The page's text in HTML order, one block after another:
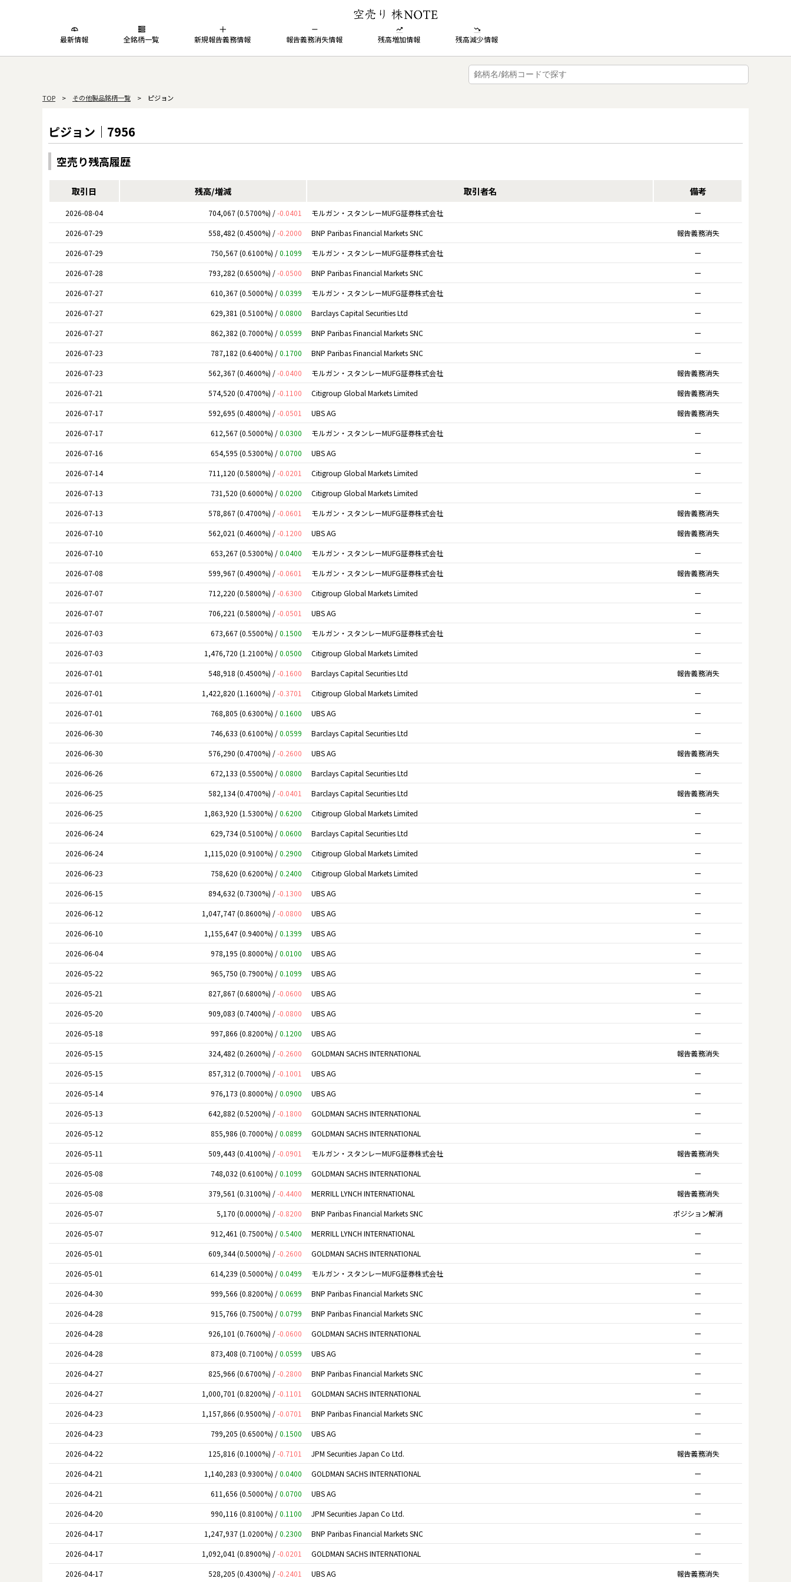
最新情報 全銘柄一覧 新規報告義務情報 報告義務消失情報 残高増加情報 残高減少情報
TOP > その他製品銘柄一覧 > ピジョン
ピジョン｜7956
空売り残高履歴
取引日 残高/増減 取引者名 備考
2026-08-04 704,067 (0.5700%) /-0.0401 モルガン・スタンレーMUFG証券株式会社
ー
2026-07-29
558,482 (0.4500%) /-0.2000 BNP Paribas Financial Markets SNC
報告義務消失
2026-07-29
750,567 (0.6100%) /0.1099 モルガン・スタンレーMUFG証券株式会社
ー
2026-07-28
793,282 (0.6500%) /-0.0500 BNP Paribas Financial Markets SNC
ー
2026-07-27
610,367 (0.5000%) /0.0399 モルガン・スタンレーMUFG証券株式会社
ー
2026-07-27
629,381 (0.5100%) /0.0800 Barclays Capital Securities Ltd
ー
2026-07-27
862,382 (0.7000%) /0.0599 BNP Paribas Financial Markets SNC
ー
2026-07-23
787,182 (0.6400%) /0.1700 BNP Paribas Financial Markets SNC
ー
2026-07-23
562,367 (0.4600%) /-0.0400 モルガン・スタンレーMUFG証券株式会社
報告義務消失
2026-07-21
574,520 (0.4700%) /-0.1100 Citigroup Global Markets Limited
報告義務消失
2026-07-17
592,695 (0.4800%) /-0.0501 UBS AG
報告義務消失
2026-07-17
612,567 (0.5000%) /0.0300 モルガン・スタンレーMUFG証券株式会社
ー
2026-07-16
654,595 (0.5300%) /0.0700 UBS AG
ー
2026-07-14
711,120 (0.5800%) /-0.0201 Citigroup Global Markets Limited
ー
2026-07-13
731,520 (0.6000%) /0.0200 Citigroup Global Markets Limited
ー
2026-07-13
578,867 (0.4700%) /-0.0601 モルガン・スタンレーMUFG証券株式会社
報告義務消失
2026-07-10
562,021 (0.4600%) /-0.1200 UBS AG
報告義務消失
2026-07-10
653,267 (0.5300%) /0.0400 モルガン・スタンレーMUFG証券株式会社
ー
2026-07-08
599,967 (0.4900%) /-0.0601 モルガン・スタンレーMUFG証券株式会社
報告義務消失
2026-07-07
712,220 (0.5800%) /-0.6300 Citigroup Global Markets Limited
ー
2026-07-07
706,221 (0.5800%) /-0.0501 UBS AG
ー
2026-07-03
673,667 (0.5500%) /0.1500 モルガン・スタンレーMUFG証券株式会社
ー
2026-07-03
1,476,720 (1.2100%) /0.0500 Citigroup Global Markets Limited
ー
2026-07-01
548,918 (0.4500%) /-0.1600 Barclays Capital Securities Ltd
報告義務消失
2026-07-01
1,422,820 (1.1600%) /-0.3701 Citigroup Global Markets Limited
ー
2026-07-01
768,805 (0.6300%) /0.1600 UBS AG
ー
2026-06-30
746,633 (0.6100%) /0.0599 Barclays Capital Securities Ltd
ー
2026-06-30
576,290 (0.4700%) /-0.2600 UBS AG
報告義務消失
2026-06-26
672,133 (0.5500%) /0.0800 Barclays Capital Securities Ltd
ー
2026-06-25
582,134 (0.4700%) /-0.0401 Barclays Capital Securities Ltd
報告義務消失
2026-06-25
1,863,920 (1.5300%) /0.6200 Citigroup Global Markets Limited
ー
2026-06-24
629,734 (0.5100%) /0.0600 Barclays Capital Securities Ltd
ー
2026-06-24
1,115,020 (0.9100%) /0.2900 Citigroup Global Markets Limited
ー
2026-06-23
758,620 (0.6200%) /0.2400 Citigroup Global Markets Limited
ー
2026-06-15
894,632 (0.7300%) /-0.1300 UBS AG
ー
2026-06-12
1,047,747 (0.8600%) /-0.0800 UBS AG
ー
2026-06-10
1,155,647 (0.9400%) /0.1399 UBS AG
ー
2026-06-04
978,195 (0.8000%) /0.0100 UBS AG
ー
2026-05-22
965,750 (0.7900%) /0.1099 UBS AG
ー
2026-05-21
827,867 (0.6800%) /-0.0600 UBS AG
ー
2026-05-20
909,083 (0.7400%) /-0.0800 UBS AG
ー
2026-05-18
997,866 (0.8200%) /0.1200 UBS AG
ー
2026-05-15
324,482 (0.2600%) /-0.2600 GOLDMAN SACHS INTERNATIONAL
報告義務消失
2026-05-15
857,312 (0.7000%) /-0.1001 UBS AG
ー
2026-05-14
976,173 (0.8000%) /0.0900 UBS AG
ー
2026-05-13
642,882 (0.5200%) /-0.1800 GOLDMAN SACHS INTERNATIONAL
ー
2026-05-12
855,986 (0.7000%) /0.0899 GOLDMAN SACHS INTERNATIONAL
ー
2026-05-11
509,443 (0.4100%) /-0.0901 モルガン・スタンレーMUFG証券株式会社
報告義務消失
2026-05-08
748,032 (0.6100%) /0.1099 GOLDMAN SACHS INTERNATIONAL
ー
2026-05-08
379,561 (0.3100%) /-0.4400 MERRILL LYNCH INTERNATIONAL
報告義務消失
2026-05-07
5,170 (0.0000%) /-0.8200 BNP Paribas Financial Markets SNC
ポジション解消
2026-05-07
912,461 (0.7500%) /0.5400 MERRILL LYNCH INTERNATIONAL
ー
2026-05-01
609,344 (0.5000%) /-0.2600 GOLDMAN SACHS INTERNATIONAL
ー
2026-05-01
614,239 (0.5000%) /0.0499 モルガン・スタンレーMUFG証券株式会社
ー
2026-04-30
999,566 (0.8200%) /0.0699 BNP Paribas Financial Markets SNC
ー
2026-04-28
915,766 (0.7500%) /0.0799 BNP Paribas Financial Markets SNC
ー
2026-04-28
926,101 (0.7600%) /-0.0600 GOLDMAN SACHS INTERNATIONAL
ー
2026-04-28
873,408 (0.7100%) /0.0599 UBS AG
ー
2026-04-27
825,966 (0.6700%) /-0.2800 BNP Paribas Financial Markets SNC
ー
2026-04-27
1,000,701 (0.8200%) /-0.1101 GOLDMAN SACHS INTERNATIONAL
ー
2026-04-23
1,157,866 (0.9500%) /-0.0701 BNP Paribas Financial Markets SNC
ー
2026-04-23
799,205 (0.6500%) /0.1500 UBS AG
ー
2026-04-22
125,816 (0.1000%) /-0.7101 JPM Securities Japan Co Ltd.
報告義務消失
2026-04-21
1,140,283 (0.9300%) /0.0400 GOLDMAN SACHS INTERNATIONAL
ー
2026-04-21
611,656 (0.5000%) /0.0700 UBS AG
ー
2026-04-20
990,116 (0.8100%) /0.1100 JPM Securities Japan Co Ltd.
ー
2026-04-17
1,247,937 (1.0200%) /0.2300 BNP Paribas Financial Markets SNC
ー
2026-04-17
1,092,041 (0.8900%) /-0.0201 GOLDMAN SACHS INTERNATIONAL
ー
2026-04-17
528,205 (0.4300%) /-0.2401 UBS AG
報告義務消失